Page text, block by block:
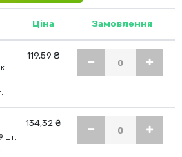
Ціна Замовлення
119,59 ₴
шт.
134,32 ₴